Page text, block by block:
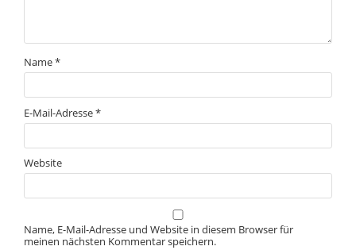
Name*
E-Mail-Adresse*
Website
Name, E-Mail-Adresse und Website in diesem Browser für
meinen nächsten Kommentar speichern.